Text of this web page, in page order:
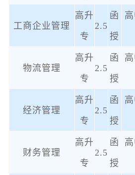
工商企业管理
高升
专
2.5
函
授
物流管理
高升
专
2.5
函
授
经济管理
高升
专
2.5
函
授
财务管理
高升
专
2.5
函
授